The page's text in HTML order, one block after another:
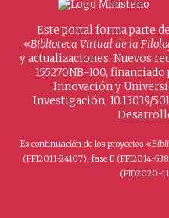
Este portal forma parte
«Biblioteca Virtual de la
y actualizaciones. Nuevos
155270NB-I00,
Innovación y
Investigación, 10.13039/
Es continuación de los proyectos «
(FFI2011-24107), fase II (FFI2014-
(PID2020-